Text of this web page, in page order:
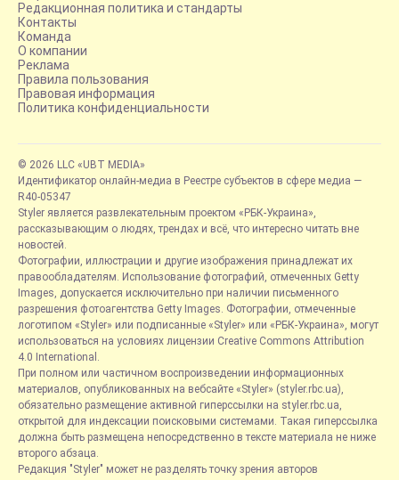
Редакционная политика и стандарты
Контакты
Команда
О компании
Реклама
Правила пользования
Правовая информация
Политика конфиденциальности
© 2026 LLC «UBT MEDIA»
Идентификатор онлайн-медиа в Реестре субъектов в сфере медиа —
R40-05347
Styler является развлекательным проектом «РБК-Украина»,
рассказывающим о людях, трендах и всё, что интересно читать вне
новостей.
Фотографии, иллюстрации и другие изображения принадлежат их
правообладателям. Использование фотографий, отмеченных Getty
Images, допускается исключительно при наличии письменного
разрешения фотоагентства Getty Images. Фотографии, отмеченные
логотипом «Styler» или подписанные «Styler» или «РБК-Украина», могут
использоваться на условиях лицензии Creative Commons Attribution
4.0 International.
При полном или частичном воспроизведении информационных
материалов, опубликованных на вебсайте «Styler» (styler.rbc.ua),
обязательно размещение активной гиперссылки на styler.rbc.ua,
открытой для индексации поисковыми системами. Такая гиперссылка
должна быть размещена непосредственно в тексте материала не ниже
второго абзаца.
Редакция "Styler" может не разделять точку зрения авторов